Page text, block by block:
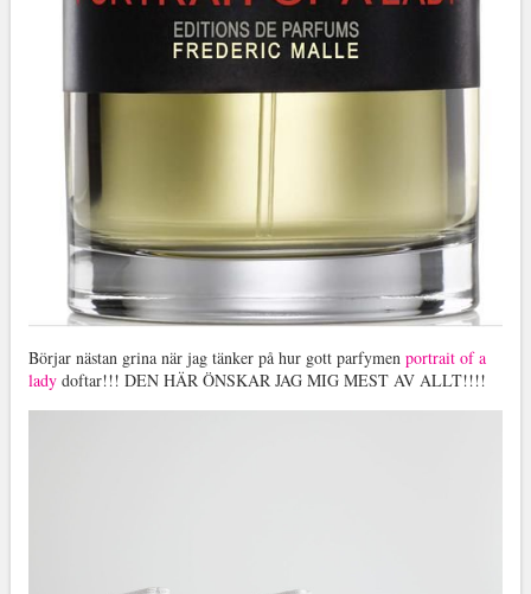
Börjar nästan grina när jag tänker på hur gott parfymen portrait of a
ladydoftar!!! DEN HÄR ÖNSKAR JAG MIG MEST AV ALLT!!!!